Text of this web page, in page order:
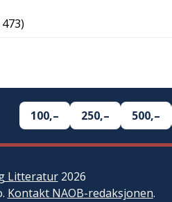
473)
100,– 250,– 500,–
Litteratur2026
Kontakt NAOB-redaksjonen.